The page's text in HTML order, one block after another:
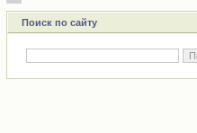
Поиск по сайту